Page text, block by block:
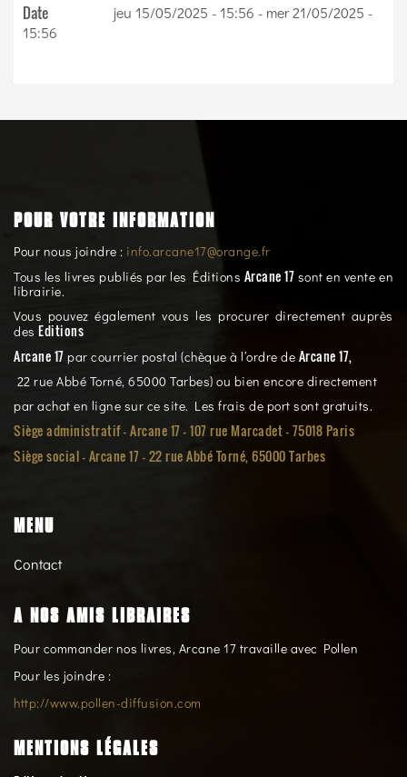
Date jeu 15/05/2025 - 15:56 - mer 21/05/2025 -
15:56
POUR VOTRE INFORMATION
Pour nous joindre : info.arcane17@orange.fr
Tous les livres publiés par les Éditions Arcane 17 sont en vente en
librairie.
Vous pouvez également vous les procurer directement auprès
des Editions
Arcane 17 par courrier postal (chèque à l’ordre de Arcane 17,
22 rue Abbé Torné, 65000 Tarbes) ou bien encore directement
par achat en ligne sur ce site. Les frais de port sont gratuits.
Siège administratif - Arcane 17 - 107 rue Marcadet - 75018 Paris
Siège social -Arcane 17 - 22 rue Abbé Torné, 65000 Tarbes
MENU
Contact
A NOS AMIS LIBRAIRES
Pour commander nos livres, Arcane 17 travaille avec Pollen
Pour les joindre :
http://www.pollen-diffusion.com
MENTIONS LÉGALES